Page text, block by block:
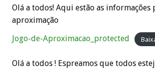
Olá a todos! Aqui estão as informações
aproximação
Jogo-de-Aproximacao_protected
Olá a todos ! Espreamos que todos